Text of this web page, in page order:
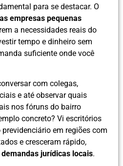
para se destacar. O
empresas pequenas
a necessidades reais do
tempo e dinheiro sem
suficiente onde você
com colegas,
e até observar quais
nos fóruns do bairro
concreto? Vi escritórios
em regiões com
e cresceram rápido,
demandas jurídicas locais.